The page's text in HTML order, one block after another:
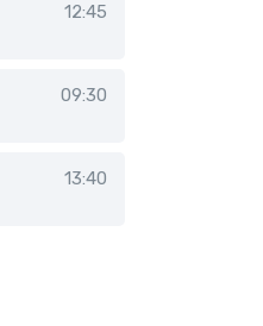
12:45
09:30
13:40